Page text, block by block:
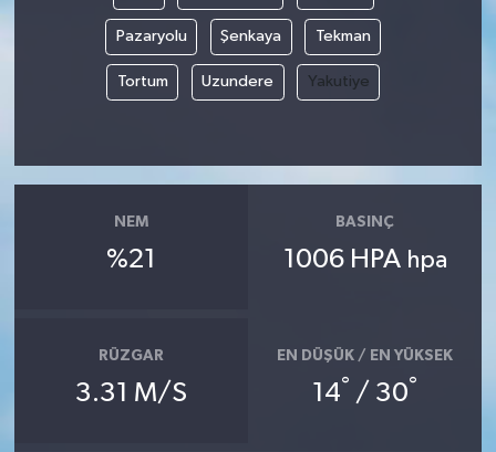
Pazaryolu Şenkaya Tekman
Tortum Uzundere Yakutiye
NEM
%21
BASINÇ
1006 HPA hpa
RÜZGAR
3.31 M/S
EN DÜŞÜK / EN YÜKSEK
14° / 30°